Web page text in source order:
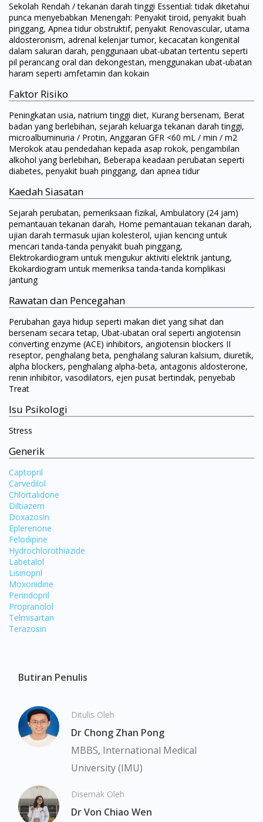
Visit DoctorOnCall Singapore
You seem to be shopping from Singapore
To serve you better, would you like to head over to
DoctorOnCall Singapore
Continue to DoctorOnCall Singapore
No, please do not redirect me
Sekolah Rendah / tekanan darah tinggi Essential: tidak diketahui
punca menyebabkan Menengah: Penyakit tiroid, penyakit buah
pinggang, Apnea tidur obstruktif, penyakit Renovascular, utama
aldosteronism, adrenal kelenjar tumor, kecacatan kongenital
dalam saluran darah, penggunaan ubat-ubatan tertentu seperti
pil perancang oral dan dekongestan, menggunakan ubat-ubatan
haram seperti amfetamin dan kokain
Faktor Risiko
Peningkatan usia, natrium tinggi diet, Kurang bersenam, Berat
badan yang berlebihan, sejarah keluarga tekanan darah tinggi,
microalbuminuria / Protin, Anggaran GFR <60 mL / min / m2
Merokok atau pendedahan kepada asap rokok, pengambilan
alkohol yang berlebihan, Beberapa keadaan perubatan seperti
diabetes, penyakit buah pinggang, dan apnea tidur
Kaedah Siasatan
Sejarah perubatan, pemeriksaan fizikal, Ambulatory (24 jam)
pemantauan tekanan darah, Home pemantauan tekanan darah,
ujian darah termasuk ujian kolesterol, ujian kencing untuk
mencari tanda-tanda penyakit buah pinggang,
Elektrokardiogram untuk mengukur aktiviti elektrik jantung,
Ekokardiogram untuk memeriksa tanda-tanda komplikasi
jantung
Rawatan dan Pencegahan
Perubahan gaya hidup seperti makan diet yang sihat dan
bersenam secara tetap, Ubat-ubatan oral seperti angiotensin
converting enzyme (ACE) inhibitors, angiotensin blockers II
reseptor, penghalang beta, penghalang saluran kalsium, diuretik,
alpha blockers, penghalang alpha-beta, antagonis aldosterone,
renin inhibitor, vasodilators, ejen pusat bertindak, penyebab
Treat
Isu Psikologi
Stress
Generik
Captopril
Carvedilol
Chlortalidone
Diltiazem
Doxazosin
Eplerenone
Felodipine
Hydrochlorothiazide
Labetalol
Lisinopril
Moxonidine
Perindopril
Propranolol
Telmisartan
Terazosin
Butiran Penulis
Ditulis Oleh
Dr Chong Zhan Pong
MBBS, International Medical
University (IMU)
Disemak Oleh
Dr Von Chiao Wen